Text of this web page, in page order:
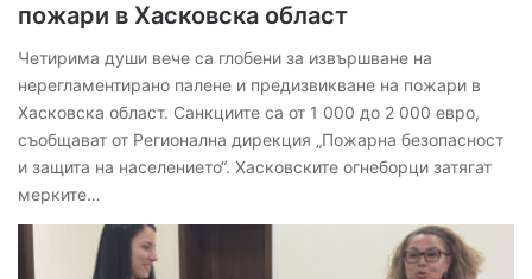
пожари в Хасковска област
Четирима души вече са глобени за извършване на
нерегламентирано палене и предизвикване на пожари в
Хасковска област. Санкциите са от 1 000 до 2 000 евро,
съобщават от Регионална дирекция „Пожарна безопасност
и защита на населението“. Хасковските огнеборци затягат
мерките…